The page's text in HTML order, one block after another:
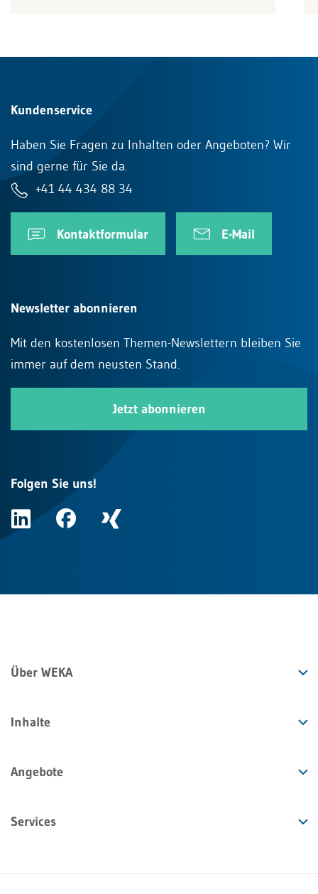
Kundenservice
Haben Sie Fragen zu Inhalten oder Angeboten? Wir
sind gerne für Sie da.
+41 44 434 88 34
Kontaktformular E-Mail
Newsletter abonnieren
Mit den kostenlosen Themen-Newslettern bleiben Sie
immer auf dem neusten Stand.
Jetzt abonnieren
Folgen Sie uns!
Über WEKA
Inhalte
Angebote
Services